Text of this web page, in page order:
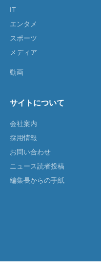
IT
エンタメ
スポーツ
メディア
動画
サイトについて
会社案内
採用情報
お問い合わせ
ニュース読者投稿
編集長からの手紙